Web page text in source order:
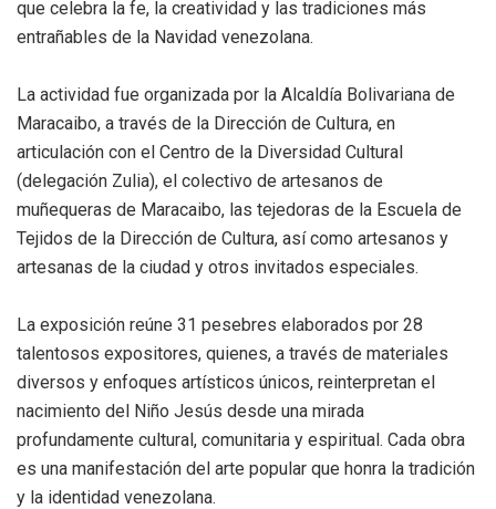
que celebra la fe, la creatividad y las tradiciones más
entrañables de la Navidad venezolana.
La actividad fue organizada por la Alcaldía Bolivariana de
Maracaibo, a través de la Dirección de Cultura, en
articulación con el Centro de la Diversidad Cultural
(delegación Zulia), el colectivo de artesanos de
muñequeras de Maracaibo, las tejedoras de la Escuela de
Tejidos de la Dirección de Cultura, así como artesanos y
artesanas de la ciudad y otros invitados especiales.
La exposición reúne 31 pesebres elaborados por 28
talentosos expositores, quienes, a través de materiales
diversos y enfoques artísticos únicos, reinterpretan el
nacimiento del Niño Jesús desde una mirada
profundamente cultural, comunitaria y espiritual. Cada obra
es una manifestación del arte popular que honra la tradición
y la identidad venezolana.